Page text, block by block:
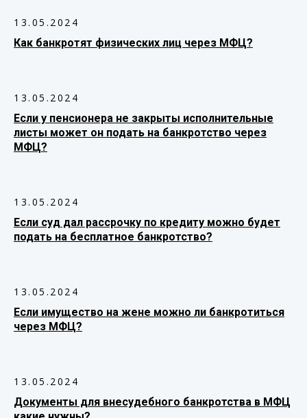
13.05.2024
Как банкротят физических лиц через МФЦ?
13.05.2024
Если у пенсионера не закрыты исполнительные
листы может он подать на банкротство через
МФЦ?
13.05.2024
Если суд дал рассрочку по кредиту можно будет
подать на бесплатное банкротство?
13.05.2024
Если имущество на жене можно ли банкротиться
через МФЦ?
13.05.2024
Документы для внесудебного банкротства в МФЦ